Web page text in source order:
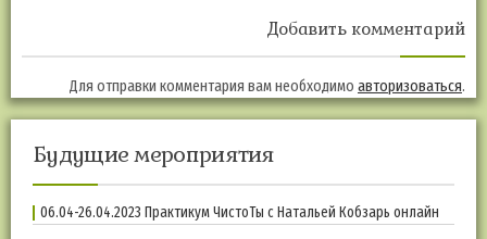
Добавить комментарий
Для отправки комментария вам необходимо авторизоваться.
Будущие мероприятия
06.04-26.04.2023 Практикум ЧистоТы с Натальей Кобзарь онлайн